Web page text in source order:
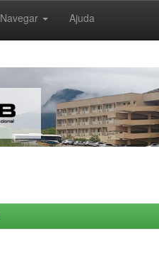
Navegar Ajuda